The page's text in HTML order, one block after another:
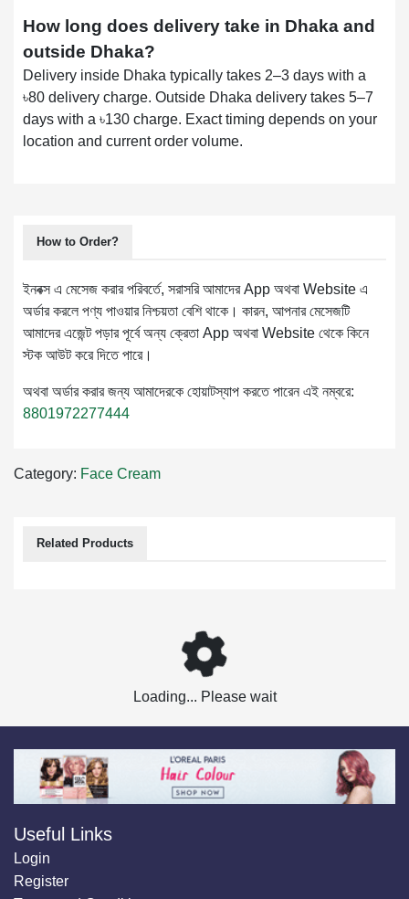
How long does delivery take in Dhaka and
outside Dhaka?
Delivery inside Dhaka typically takes 2–3 days with a
৳80 delivery charge. Outside Dhaka delivery takes 5–7
days with a ৳130 charge. Exact timing depends on your
location and current order volume.
How to Order?
ইনবক্স এ মেসেজ করার পরিবর্তে, সরাসরি আমাদের App অথবা Website এ
অর্ডার করলে পণ্য পাওয়ার নিশ্চয়তা বেশি থাকে। কারন, আপনার মেসেজটি
আমাদের এজেন্ট পড়ার পূর্বে অন্য ক্রেতা App অথবা Website থেকে কিনে
স্টক আউট করে দিতে পারে।
অথবা অর্ডার করার জন্য আমাদেরকে হোয়াটস্যাপ করতে পারেন এই নম্বরে:
8801972277444
Category: Face Cream
Related Products
Loading... Please wait
Useful Links
Login
Register